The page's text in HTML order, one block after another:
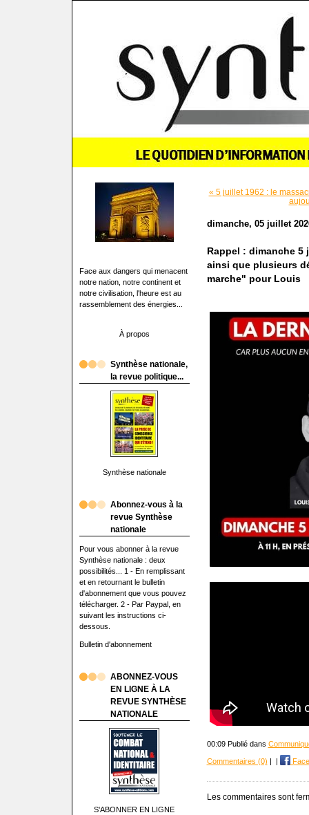
Face aux dangers qui menacent
notre nation, notre continent et
notre civilisation, l'heure est au
rassemblement des énergies...
À propos
Synthèse nationale,
la revue politique...
Synthèse nationale
Abonnez-vous à la
revue Synthèse
nationale
Pour vous abonner à la revue
Synthèse nationale : deux
possibilités... 1 - En remplissant
et en retournant le bulletin
d'abonnement que vous pouvez
télécharger. 2 - Par Paypal, en
suivant les instructions ci-
dessous.
Bulletin d'abonnement
ABONNEZ-VOUS
EN LIGNE À LA
REVUE SYNTHÈSE
NATIONALE
S'ABONNER EN LIGNE
« 5 juillet 1962 : le
dimanche, 05 juillet
Rappel : dimanche 5
ainsi que plusieurs
marche" pour Louis
00:09 Publié dans
Commentaires (0)
Les commentaires sont